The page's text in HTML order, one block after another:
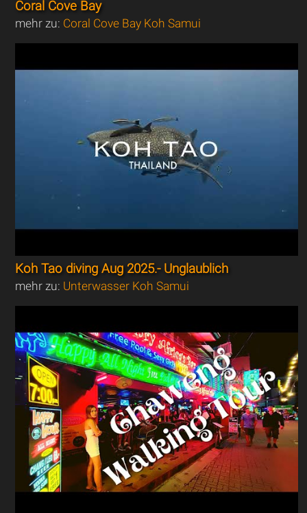
Coral Cove Bay
mehr zu: Coral Cove Bay Koh Samui
Koh Tao diving Aug 2025.- Unglaublich
mehr zu: Unterwasser Koh Samui